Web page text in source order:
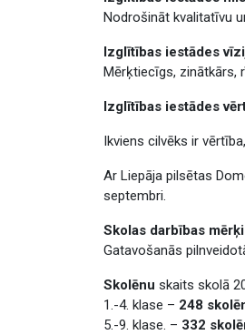
Nodrošināt kvalitatīvu
Izglītības iestādes
Mērķtiecīgs, zinātkārs,
Izglītības iestādes
Ikviens cilvēks ir
Ar Liepāja pilsētas
septembri.
Skolas darbības
Gatavošanās
Skolēnu skaits skolā
1.-4. klase – 248
5.-9. klase. – 332